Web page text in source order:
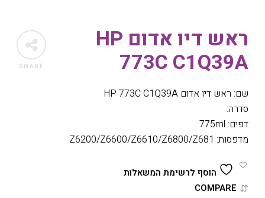
SHARE
ראש דיו אדום HP
773C C1Q39A
שם: ראש דיו אדום HP 773C C1Q39A
סדרה:
דפים: 775ml
מדפסות: Z6200/Z6600/Z6610/Z6800/Z681
הוסף לרשימת המשאלות
COMPARE